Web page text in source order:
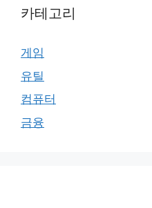
카테고리
게임
유틸
컴퓨터
금융